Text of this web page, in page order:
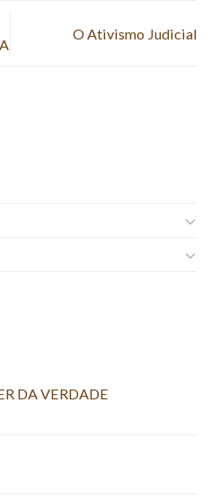
O Ativismo Judicial
DA VERDADE